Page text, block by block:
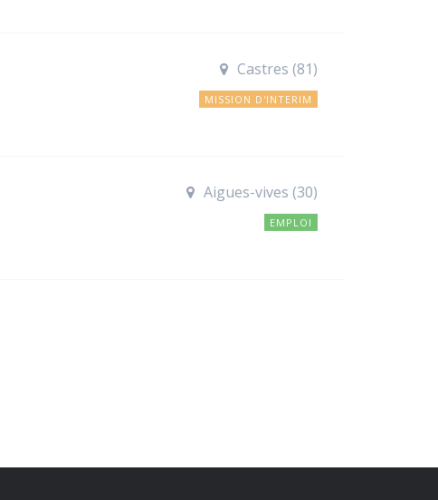
Castres (81)
MISSION D'INTERIM
Aigues-vives (30)
EMPLOI